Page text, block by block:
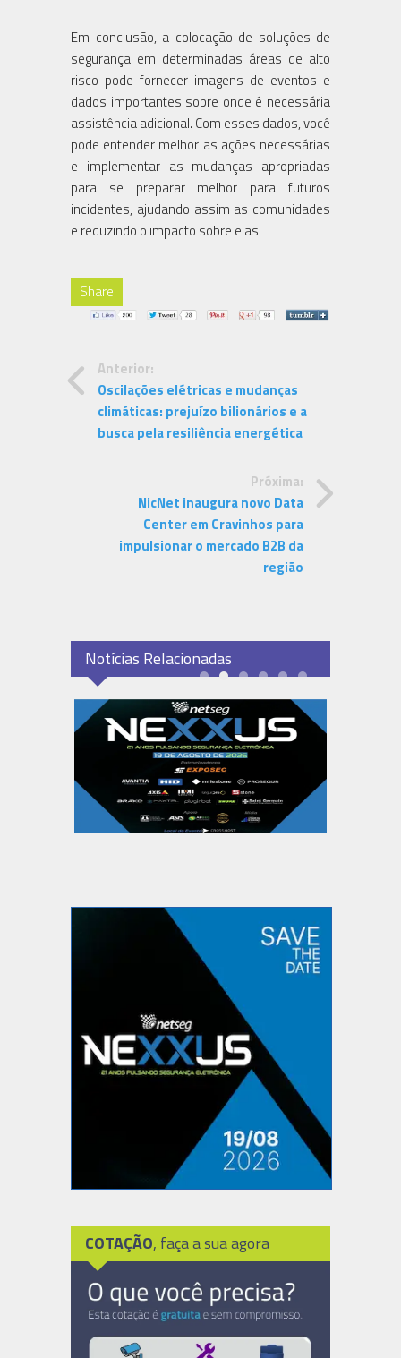
Em conclusão, a colocação de soluções de
segurança em determinadas áreas de alto
risco pode fornecer imagens de eventos e
dados importantes sobre onde é necessária
assistência adicional. Com esses dados, você
pode entender melhor as ações necessárias
e implementar as mudanças apropriadas
para se preparar melhor para futuros
incidentes, ajudando assim as comunidades
e reduzindo o impacto sobre elas.
Share
Anterior:
Oscilações elétricas e mudanças
climáticas: prejuízo bilionários e a
busca pela resiliência energética
Próxima:
NicNet inaugura novo Data
Center em Cravinhos para
impulsionar o mercado B2B da
região
Notícias Relacionadas
COTAÇÃO, faça a sua agora